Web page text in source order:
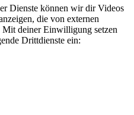
Dienste können wir dir Videos
die von externen
Mit deiner Einwilligung setzen
Drittdienste ein: